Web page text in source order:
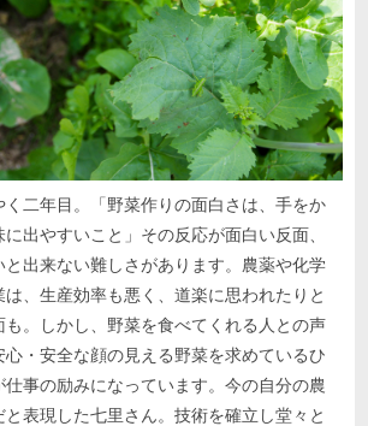
二年目。「野菜作りの面白さは、手をか
出やすいこと」その反応が面白い反面、
出来ない難しさがあります。農薬や化学
は、生産効率も悪く、道楽に思われたりと
。しかし、野菜を食べてくれる人との声
心・安全な顔の見える野菜を求めているひ
仕事の励みになっています。今の自分の農
表現した七里さん。技術を確立し堂々と